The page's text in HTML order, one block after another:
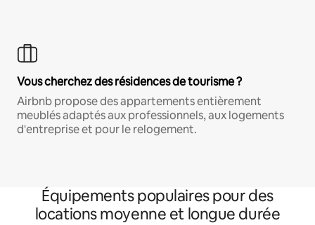
Vous cherchez des résidences de tourisme ?
Airbnb propose des appartements entièrement
meublés adaptés aux professionnels, aux logements
d'entreprise et pour le relogement.
Équipements populaires pour des
locations moyenne et longue durée